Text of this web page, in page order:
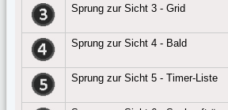
Sprung zur Sicht 3 - Grid
Sprung zur Sicht 4 - Bald
Sprung zur Sicht 5 - Timer-Liste